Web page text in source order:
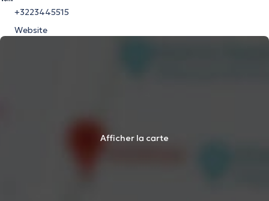
+3223445515
Website
Afficher la carte